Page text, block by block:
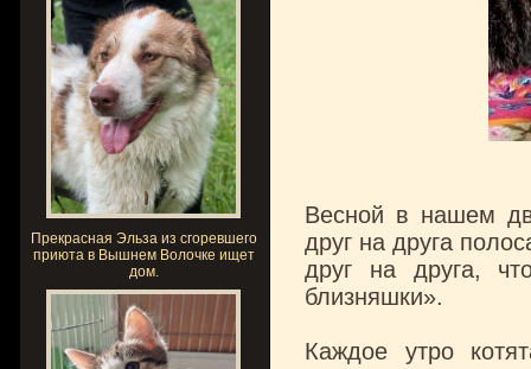
Прекрасная Эльза из сгоревшего
приюта в Вышнем Волочке ищет
дом.
Весной в нашем
друг на друга
друг на друга,
близняшки».
Каждое утро